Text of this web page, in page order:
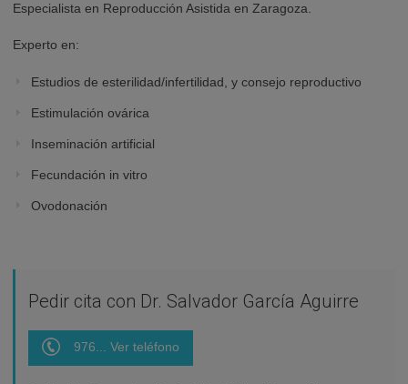
Especialista en Reproducción Asistida en Zaragoza.
Experto en:
Estudios de esterilidad/infertilidad, y consejo reproductivo
Estimulación ovárica
Inseminación artificial
Fecundación in vitro
Ovodonación
Pedir cita con Dr. Salvador García Aguirre
976... Ver teléfono